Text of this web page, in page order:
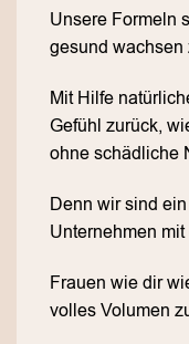
Unsere Formeln
gesund wachsen
Mit Hilfe
Gefühl zurück,
ohne schädliche
Denn wir sind
Unternehmen
Frauen wie dir
volles Volumen